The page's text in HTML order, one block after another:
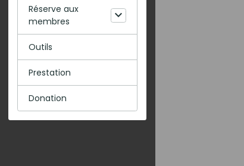
Réserve aux
membres
Outils
Prestation
Donation